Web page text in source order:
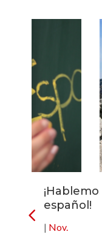
¡Hablemos
español!
| Nov.